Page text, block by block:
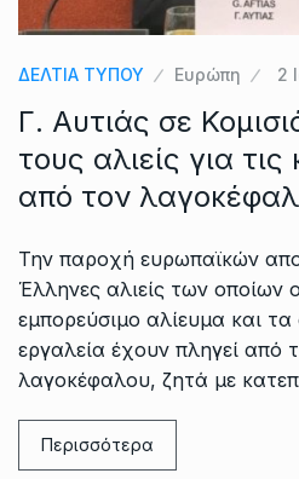
ΔΕΛΤΙΑ ΤΥΠΟΥ Ευρώπη 2
Γ. Αυτιάς σε
τους αλιείς για
από τον
Την παροχή ευρωπαϊκών
Έλληνες αλιείς των οποίων
εμπορεύσιμο αλίευμα και τα
εργαλεία έχουν πληγεί από
λαγοκέφαλου, ζητά με
Περισσότερα